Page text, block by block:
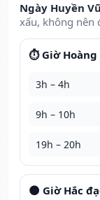
Ngày Huyền
xấu, không nên
⏱️ Giờ Hoàng
3h – 4h
9h – 10h
19h – 20h
🌑 Giờ Hắc